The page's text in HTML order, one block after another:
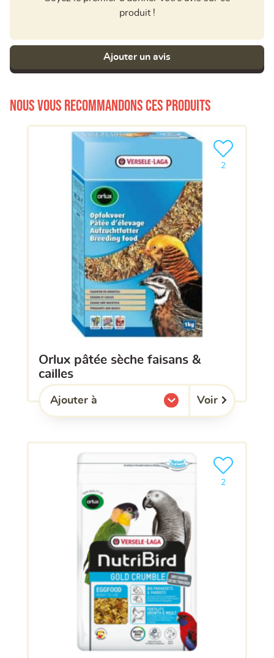
produit !
Ajouter un avis
Nous vous recommandons ces produits
orlux pâtée sèche faisans &
cailles
2
Ajouter le
Ajouter à
l'une de mes listes. Voir
2
Ajouter le